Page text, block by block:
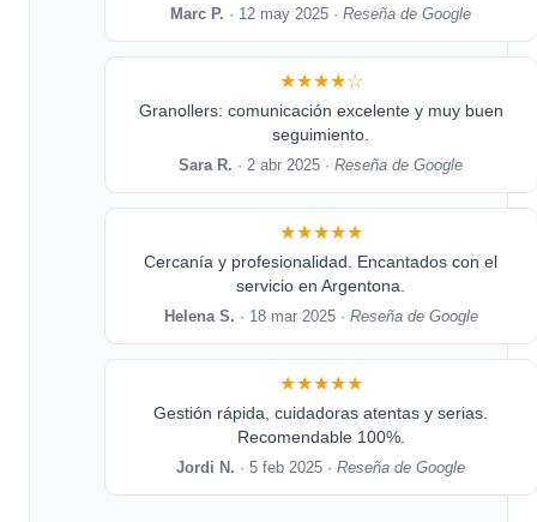
Marc P. · 12 may 2025 ·Reseña de Google
★★★★☆
Granollers: comunicación excelente y muy buen
seguimiento.
Sara R. · 2 abr 2025 ·Reseña de Google
★★★★★
Cercanía y profesionalidad. Encantados con el
servicio en Argentona.
Helena S. · 18 mar 2025 · Reseña de Google
★★★★★
Gestión rápida, cuidadoras atentas y serias.
Recomendable 100%.
Jordi N. · 5 feb 2025 ·Reseña de Google